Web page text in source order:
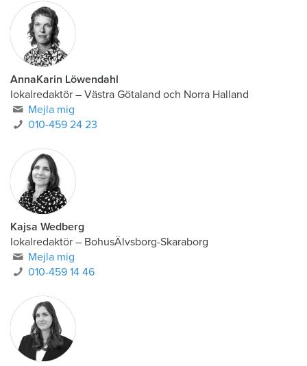
AnnaKarin Löwendahl
lokalredaktör – Västra Götaland och Norra Halland
Mejla mig
010-459 24 23
Kajsa Wedberg
lokalredaktör – BohusÄlvsborg-Skaraborg
Mejla mig
010-459 14 46